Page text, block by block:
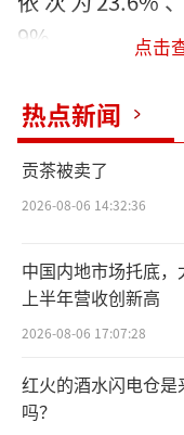
9%。
然不甘于屈居
向”农夫山泉和
重金布局农
12月18日
动仪式在浙江
得一提的是，
首家生产基地
就位于浙江。
点击
热点新闻
贡茶被卖了
2026-08-06 14:32:36
中国内地市场托底
上半年营收创新高
2026-08-06 17:07:28
红火的酒水闪电仓
吗？